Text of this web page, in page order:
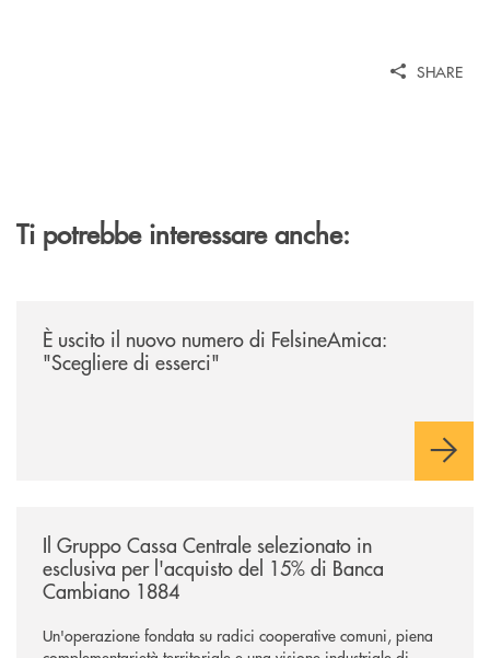
SHARE
Ti potrebbe interessare anche:
È uscito il nuovo numero di FelsineAmica:
"Scegliere di esserci"
Il Gruppo Cassa Centrale selezionato in
esclusiva per l'acquisto del 15% di Banca
Cambiano 1884
Un'operazione fondata su radici cooperative comuni, piena